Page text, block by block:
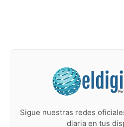
Sigue nuestras redes
diaria en tus